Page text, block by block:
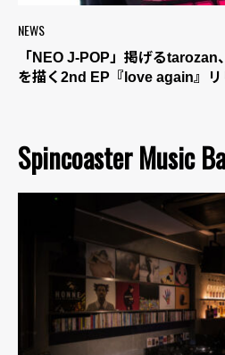
NEWS
「NEO J-POP」掲げる
を描く2nd EP『love again』リ
Spincoaster Music